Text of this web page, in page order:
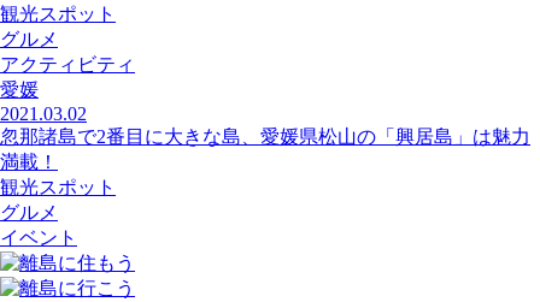
観光スポット
グルメ
アクティビティ
愛媛
2021.03.02
忽那諸島で2番目に大きな島、愛媛県松山の「興居島」は魅力
満載！
観光スポット
グルメ
イベント